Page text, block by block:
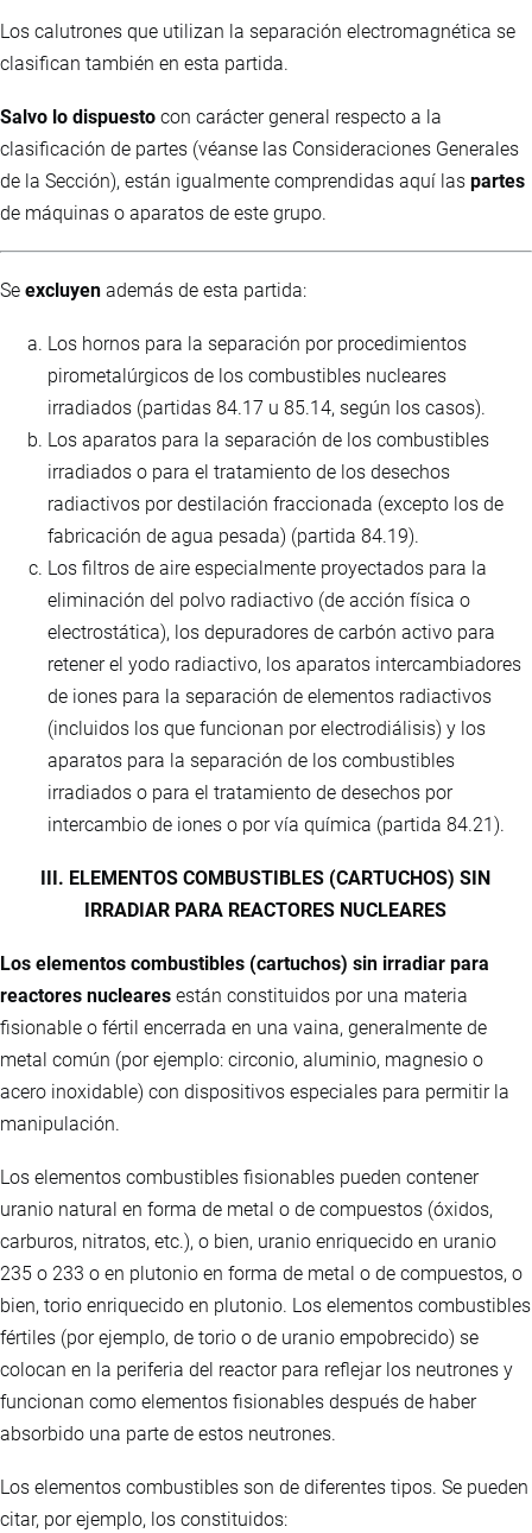
Los calutrones que utilizan la separación electromagnética se
clasifican también en esta partida.
Salvo lo dispuesto con carácter general respecto a la
clasificación de partes (véanse las Consideraciones Generales
de la Sección), están igualmente comprendidas aquí las partes
de máquinas o aparatos de este grupo.
Se excluyen además de esta partida:
Los hornos para la separación por procedimientos
pirometalúrgicos de los combustibles nucleares
irradiados (partidas 84.17 u 85.14, según los casos).
Los aparatos para la separación de los combustibles
irradiados o para el tratamiento de los desechos
radiactivos por destilación fraccionada (excepto los de
fabricación de agua pesada) (partida 84.19).
Los filtros de aire especialmente proyectados para la
eliminación del polvo radiactivo (de acción física o
electrostática), los depuradores de carbón activo para
retener el yodo radiactivo, los aparatos intercambiadores
de iones para la separación de elementos radiactivos
(incluidos los que funcionan por electrodiálisis) y los
aparatos para la separación de los combustibles
irradiados o para el tratamiento de desechos por
intercambio de iones o por vía química (partida 84.21).
III. ELEMENTOS COMBUSTIBLES (CARTUCHOS) SIN
IRRADIAR PARA REACTORES NUCLEARES
Los elementos combustibles (cartuchos) sin irradiar para
reactores nucleares están constituidos por una materia
fisionable o fértil encerrada en una vaina, generalmente de
metal común (por ejemplo: circonio, aluminio, magnesio o
acero inoxidable) con dispositivos especiales para permitir la
manipulación.
Los elementos combustibles fisionables pueden contener
uranio natural en forma de metal o de compuestos (óxidos,
carburos, nitratos, etc.), o bien, uranio enriquecido en uranio
235 o 233 o en plutonio en forma de metal o de compuestos, o
bien, torio enriquecido en plutonio. Los elementos combustibles
fértiles (por ejemplo, de torio o de uranio empobrecido) se
colocan en la periferia del reactor para reflejar los neutrones y
funcionan como elementos fisionables después de haber
absorbido una parte de estos neutrones.
Los elementos combustibles son de diferentes tipos. Se pueden
citar, por ejemplo, los constituidos: